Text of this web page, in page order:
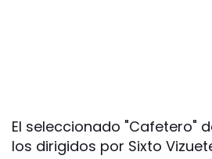
El seleccionado "Cafetero"
los dirigidos por Sixto